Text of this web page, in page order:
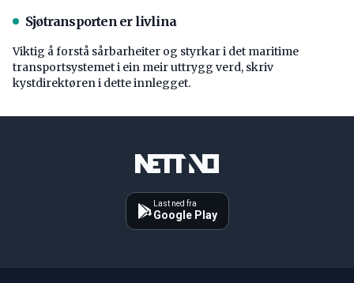
Sjøtransporten er livlina
Viktig å forstå ­sårbarheiter og styrkar i det maritime
transport­systemet i ein meir uttrygg verd, skriv
kystdirektøren i dette innlegget.
Last ned fra
Google Play